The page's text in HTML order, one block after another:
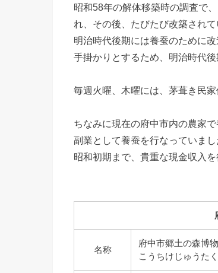
昭和58年の解体移築時の調査で
れ、その後、たびたび改築され
明治時代後期には養蚕のために
手掛かりとするため、明治時代
毎週火曜、木曜には、茅葺き民
ちなみに現在の府中市内の農家
副業として養蚕を行なっていまし
昭和初期まで、貴重な現金収入を
名称
府中市郷土の森博
こうちけじゅうたく